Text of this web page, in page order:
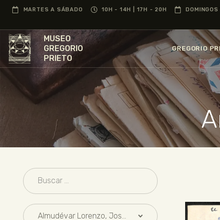
MARTES A SÁBADO 10H - 14H | 17H - 20H
MUSEO
GREGORIO
PRIETO
GREGORIO